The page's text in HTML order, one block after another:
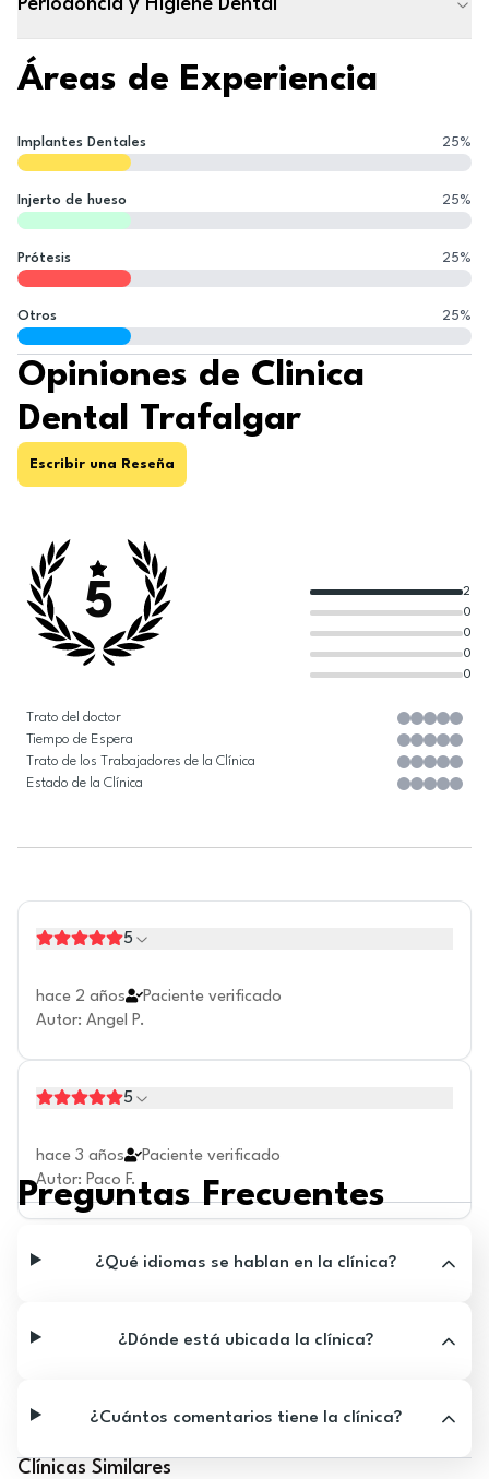
Periodoncia y Higiene Dental
Áreas de Experiencia
Implantes Dentales 25%
Injerto de hueso 25%
Prótesis 25%
Otros 25%
Opiniones de Clinica
Dental Trafalgar
Escribir una Reseña
5
0
0
0
0
2
Trato del doctor
Tiempo de Espera
Trato de los Trabajadores de la Clínica
Estado de la Clínica
5
hace 2 años
Paciente verificado
Autor: Angel P.
5
hace 3 años
Paciente verificado
Autor: Paco F.
Preguntas Frecuentes
¿Qué idiomas se hablan en la clínica?
¿Dónde está ubicada la clínica?
¿Cuántos comentarios tiene la clínica?
Clínicas Similares